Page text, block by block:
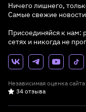
Ничего лишнего,
Самые свежие
Присоединяйся к нам:
сетях и никогда не
Независимая оценка сайта
34 отзыва